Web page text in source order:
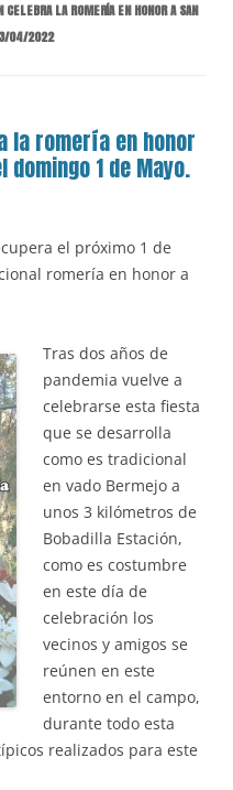
CELEBRA LA ROMERÍA EN HONOR A SAN
04/2022
la romería en honor
1 de Mayo.
el próximo 1 de
romería en honor a
Tras dos años de
pandemia vuelve a
celebrarse esta fiesta
que se desarrolla
como es tradicional
en vado Bermejo a
unos 3 kilómetros de
Bobadilla Estación,
como es costumbre
en este día de
celebración los
vecinos y amigos se
reúnen en este
entorno en el campo,
durante todo esta
realizados para este